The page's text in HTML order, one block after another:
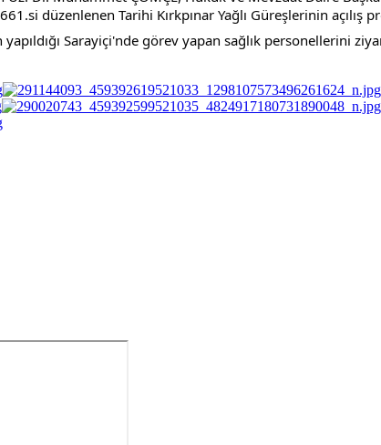
düzenlenen Tarihi Kırkpınar Yağlı Güreşlerinin açılış
yapıldığı Sarayiçi'nde görev yapan sağlık personellerini